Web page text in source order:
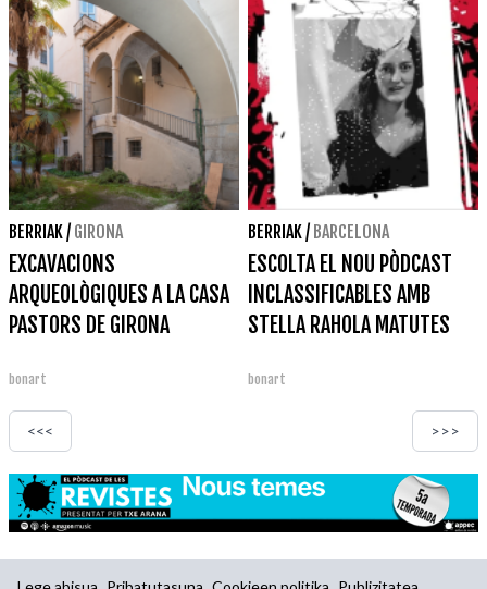
BERRIAK/ GIRONA
EXCAVACIONS
ARQUEOLÒGIQUES A LA CASA
PASTORS DE GIRONA
bonart
BERRIAK/ BARCELONA
ESCOLTA EL NOU PÒDCAST
INCLASSIFICABLES AMB
STELLA RAHOLA MATUTES
bonart
<<< >>>